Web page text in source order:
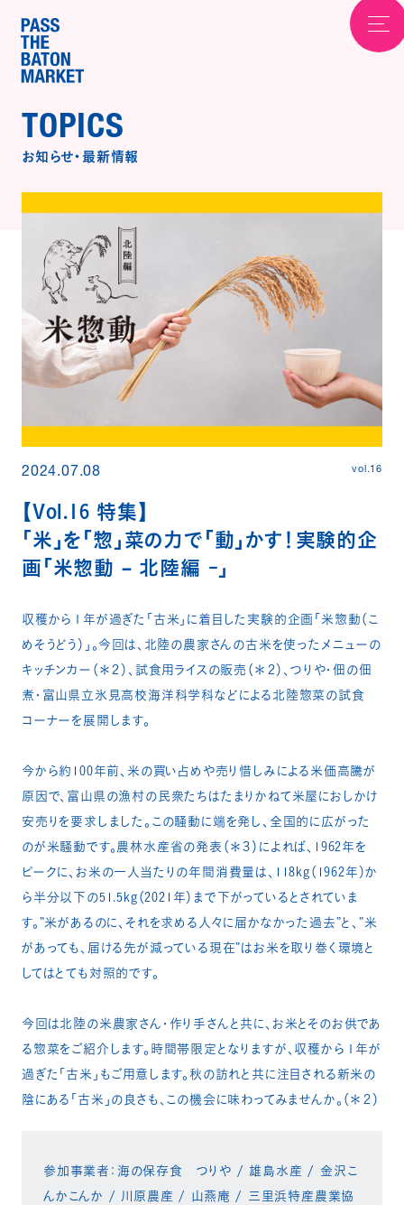
TOPICS
お知らせ・ 最新情報
2024.07.08 vol.16
【Vol.16 特集】
「米」を「惣」菜の力で「動」かす！実験的企
画「米惣動 – 北陸編 -」
収穫から１年が過ぎた「古米」に着目した実験的企画「米惣動（こ
めそうどう）」。今回は、北陸の農家さんの古米を使ったメニューの
キッチンカー（＊２）、試食用ライスの販売（＊２）、つりや・佃の佃
煮・富山県立氷見高校海洋科学科などによる北陸惣菜の試食
コーナーを展開します。​
今から約100年前、米の買い占めや売り惜しみによる米価高騰が
原因で、富山県の漁村の民衆たちはたまりかねて米屋におしかけ
安売りを要求しました。この騒動に端を発し、全国的に広がった
のが米騒動です。農林水産省の発表（＊３）によれば、1962年を
ピークに、お米の一人当たりの年間消費量は、118kg（1962年）か
ら半分以下の51.5kg（2021年）まで下がっているとされていま
す。”米があるのに、それを求める人々に届かなかった過去”と、”米
があっても、届ける先が減っている現在”はお米を取り巻く環境と
してはとても対照的です。​
今回は北陸の米農家さん・作り手さんと共に、お米とそのお供であ
る惣菜をご紹介します。時間帯限定となりますが、収穫から１年が
過ぎた「古米」もご用意します。秋の訪れと共に注目される新米の
陰にある「古米」の良さも、この機会に味わってみませんか。（＊２）​​
参加事業者：海の保存食 つりや / 雄島水産 / 金沢こ
んかこんか / 川原農産 / 山燕庵 / 三里浜特産農業協